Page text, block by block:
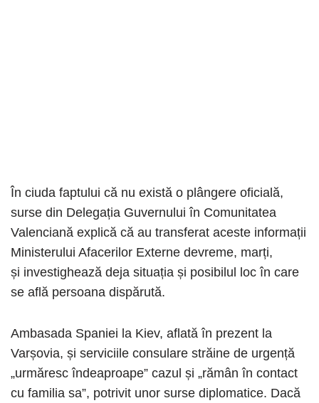
În ciuda faptului că nu există o plângere oficială,
surse din Delegația Guvernului în Comunitatea
Valenciană explică că au transferat aceste informații
Ministerului Afacerilor Externe devreme, marți,
și investighează deja situația și posibilul loc în care
se află persoana dispărută.
Ambasada Spaniei la Kiev, aflată în prezent la
Varșovia, și serviciile consulare străine de urgență
„urmăresc îndeaproape” cazul și „rămân în contact
cu familia sa”, potrivit unor surse diplomatice. Dacă